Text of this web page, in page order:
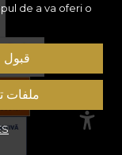
de a va oferi o
قبول
ملفات